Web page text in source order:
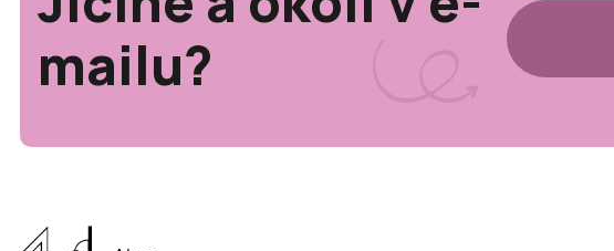
mailu?